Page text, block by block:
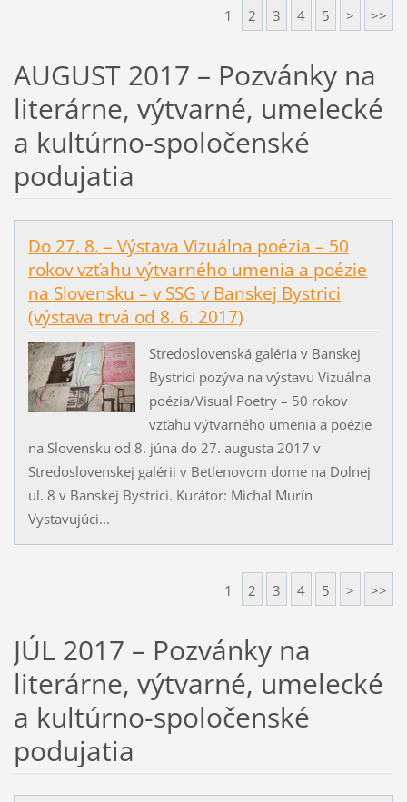
1 2 3 4 5 > >>
AUGUST 2017 – Pozvánky na
literárne, výtvarné, umelecké
a kultúrno-spoločenské
podujatia
Do 27. 8. – Výstava Vizuálna poézia – 50
rokov vzťahu výtvarného umenia a poézie
na Slovensku – v SSG v Banskej Bystrici
(výstava trvá od 8. 6. 2017)
Stredoslovenská galéria v Banskej
Bystrici pozýva na výstavu Vizuálna
poézia/Visual Poetry – 50 rokov
vzťahu výtvarného umenia a poézie
na Slovensku od 8. júna do 27. augusta 2017 v
Stredoslovenskej galérii v Betlenovom dome na Dolnej
ul. 8 v Banskej Bystrici. Kurátor: Michal Murín
Vystavujúci...
1 2 3 4 5 > >>
JÚL 2017 – Pozvánky na
literárne, výtvarné, umelecké
a kultúrno-spoločenské
podujatia